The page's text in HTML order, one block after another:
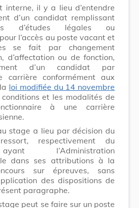
interne, il y a lieu d’entendre
d’un candidat remplissant
d’études légales ou
l’accès au poste vacant et
se fait par changement
d’affectation ou de fonction,
d’un candidat par
carrière conformément aux
loi modifiée du 14 novembre
et les modalités de
à une carrière
stage a lieu par décision du
respectivement du
l’Administration
dans ses attributions à la
sur épreuves, sans
des dispositions de
paragraphe.
peut se faire sur un poste